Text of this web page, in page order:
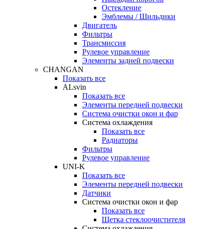
Остекление
Эмблемы / Шильдики
Двигатель
Фильтры
Трансмиссия
Рулевое управление
Элементы задней подвески
CHANGAN
Показать все
ALsvin
Показать все
Элементы передней подвески
Система очистки окон и фар
Система охлаждения
Показать все
Радиаторы
Фильтры
Рулевое управление
UNI-K
Показать все
Элементы передней подвески
Датчики
Система очистки окон и фар
Показать все
Щетка стеклоочистителя